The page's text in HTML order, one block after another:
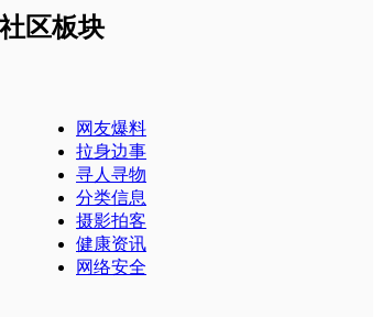
社区板块
网友爆料
拉身边事
寻人寻物
分类信息
摄影拍客
健康资讯
网络安全